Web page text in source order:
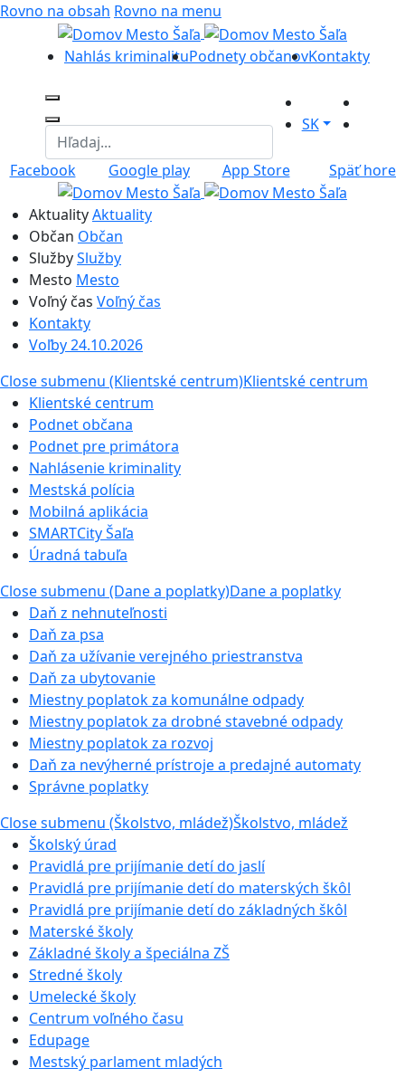
Rovno na obsah Rovno na menu
Nahlás kriminalituPodnety občanovKontakty
SK
Facebook Google play App Store Späť hore
AktualityAktuality
Občan Občan
SlužbySlužby
Mesto Mesto
Voľný čas Voľný čas
Kontakty
Voľby 24.10.2026
Close submenu (Klientské centrum)Klientské centrum
Klientské centrum
Podnet občana
Podnet pre primátora
Nahlásenie kriminality
Mestská polícia
Mobilná aplikácia
SMARTCity Šaľa
Úradná tabuľa
Close submenu (Dane a poplatky)Dane a poplatky
Daň z nehnuteľnosti
Daň za psa
Daň za užívanie verejného priestranstva
Daň za ubytovanie
Miestny poplatok za komunálne odpady
Miestny poplatok za drobné stavebné odpady
Miestny poplatok za rozvoj
Daň za nevýherné prístroje a predajné automaty
Správne poplatky
Close submenu (Školstvo, mládež)Školstvo, mládež
Školský úrad
Pravidlá pre prijímanie detí do jaslí
Pravidlá pre prijímanie detí do materských škôl
Pravidlá pre prijímanie detí do základných škôl
Materské školy
Základné školy a špeciálna ZŠ
Stredné školy
Umelecké školy
Centrum voľného času
Edupage
Mestský parlament mladých